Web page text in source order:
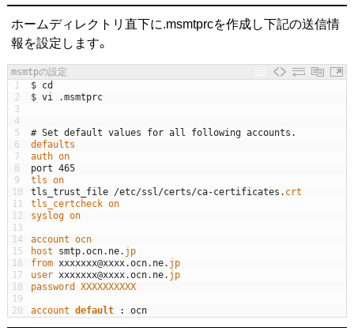
ホームディレクトリ直下に.msmtprcを作成し下記の送信情
報を設定します。
msmtpの設定
1
2
3
4
5
6
7
8
9
10
11
12
13
14
15
16
17
18
19
20
$ cd
$ vi .msmtprc
# Set default values for all following accounts.
defaults
auth on
port 465
tls on
tls_trust_file /etc/ssl /certs/ca-certificates . crt
tls_certcheck on
syslog on
account ocn
host smtp.ocn. ne. jp
from xxxxxxx@xxxx.ocn. ne. jp
user xxxxxxx@xxxx.ocn. ne. jp
password XXXXXXXXXX
account default : ocn